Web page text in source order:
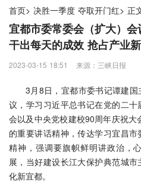
首页> 决胜一季度 夺取开门红> 正
宜都市委常委会（扩大）会
干出每天的成效 抢占产业
2023-03-15 18:51 来源：三峡日报
3月8日，宜都市委书记谭建
议，学习习近平总书记在党的二
会以及中央党校建校90周年庆祝
的重要讲话精神，传达学习宜昌
精神，强调要旗帜鲜明讲政治，
展，当好建设长江大保护典范城
化新宜都。